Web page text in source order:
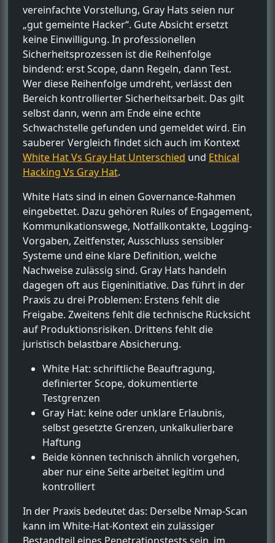
vereinfachte Vorstellung, Gray Hats seien nur
„gut gemeinte Hacker“. Gute Absicht ersetzt
keine Einwilligung. In professionellen
Sicherheitsprozessen ist die Reihenfolge
bindend: erst Scope, dann Regeln, dann Test.
Wer diese Reihenfolge umdreht, verlässt den
Bereich kontrollierter Sicherheitsarbeit. Das gilt
selbst dann, wenn am Ende eine echte
Schwachstelle gefunden und gemeldet wird. Ein
sauberer Vergleich findet sich auch im Kontext
White Hat Vs Gray Hat Unterschied und Ethical
Hacking Vs Gray Hat.
White Hats sind in einen Governance-Rahmen
eingebettet. Dazu gehören Rules of Engagement,
Kommunikationswege, Notfallkontakte, Logging-
Vorgaben, Zeitfenster, Ausschluss sensibler
Systeme und eine klare Definition, welche
Nachweise zulässig sind. Gray Hats handeln
dagegen oft aus Eigeninitiative. Das führt in der
Praxis zu drei Problemen: Erstens fehlt die
Freigabe. Zweitens fehlt die technische Rücksicht
auf Produktionsrisiken. Drittens fehlt die
juristisch belastbare Absicherung.
White Hat: schriftliche Beauftragung,
definierter Scope, dokumentierte
Testgrenzen
Gray Hat: keine oder unklare Erlaubnis,
selbst gesetzte Grenzen, unkalkulierbare
Haftung
Beide können technisch ähnlich vorgehen,
aber nur eine Seite arbeitet legitim und
kontrolliert
In der Praxis bedeutet das: Derselbe Nmap-Scan
kann im White-Hat-Kontext ein zulässiger
Bestandteil eines Penetrationstests sein, im